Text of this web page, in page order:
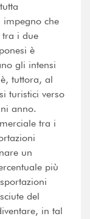
impegno che
i due
è
gli intensi
tuttora, al
turistici verso
anno.
tra i
un
più
del
in tal